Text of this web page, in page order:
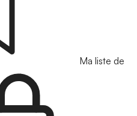
Ma liste de